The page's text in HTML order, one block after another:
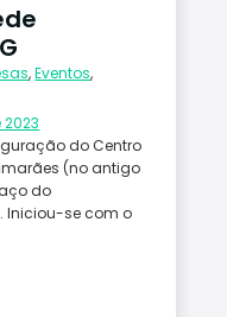
,Eventos,
do Centro
(no antigo
do
Iniciou-se com o